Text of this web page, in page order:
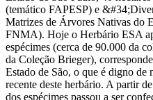
(temático FAPESP) e
Matrizes de Árvores Nativas do
FNMA). Hoje o Herbário ESA
espécimes (cerca de 90.000 da
da Coleção Brieger),
Estado de São, o que é digno de
recente deste herbário. A partir
dos espécimes passou a ser